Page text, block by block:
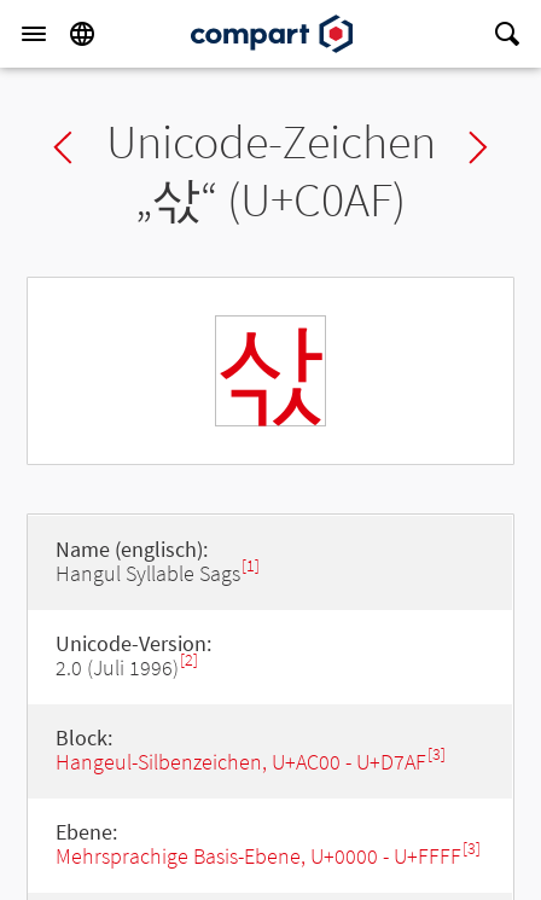
Previous char
Unicode-Zeichen
„삯“ (U+C0AF)
삯
Name (englisch):
Hangul Syllable Sags[1]
Unicode-Version:
2.0 (Juli 1996)[2]
Block:
Hangeul-Silbenzeichen, U+AC00 - U+D7AF[3]
Ebene:
Mehrsprachige Basis-Ebene, U+0000 - U+FFFF[3]